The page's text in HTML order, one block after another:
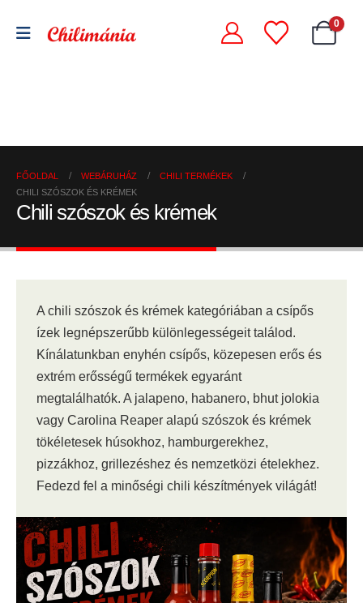
0
FŐOLDAL WEBÁRUHÁZ
CHILI TERMÉKEK
CHILI SZÓSZOK ÉS KRÉMEK
Chili szószok és krémek
A chili szószok és krémek kategóriában a csípős
ízek legnépszerűbb különlegességeit találod.
Kínálatunkban enyhén csípős, közepesen erős és
extrém erősségű termékek egyaránt
megtalálhatók. A jalapeno, habanero, bhut jolokia
vagy Carolina Reaper alapú szószok és krémek
tökéletesek húsokhoz, hamburgerekhez,
pizzákhoz, grillezéshez és nemzetközi ételekhez.
Fedezd fel a minőségi chili készítmények világát!